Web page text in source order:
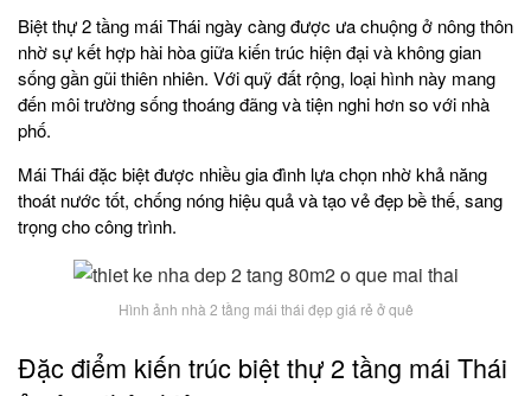
Biệt thự 2 tầng mái Thái ngày càng được ưa chuộng ở nông thôn
nhờ sự kết hợp hài hòa giữa kiến trúc hiện đại và không gian
sống gần gũi thiên nhiên. Với quỹ đất rộng, loại hình này mang
đến môi trường sống thoáng đãng và tiện nghi hơn so với nhà
phố.
Mái Thái đặc biệt được nhiều gia đình lựa chọn nhờ khả năng
thoát nước tốt, chống nóng hiệu quả và tạo vẻ đẹp bề thế, sang
trọng cho công trình.
Hình ảnh nhà 2 tầng mái thái đẹp giá rẻ ở quê
Đặc điểm kiến trúc biệt thự 2 tầng mái Thái